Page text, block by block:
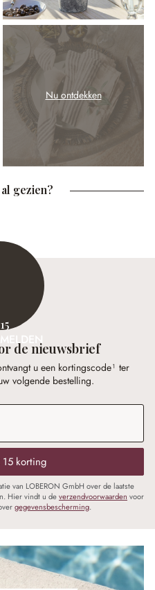
Nu ontdekken
gezien?
de nieuwsbrief
u een kortingscode¹ ter
volgende bestelling.
korting
van LOBERON GmbH over de laatste
Hier vindt u deverzendvoorwaarden voor
gegevensbescherming.